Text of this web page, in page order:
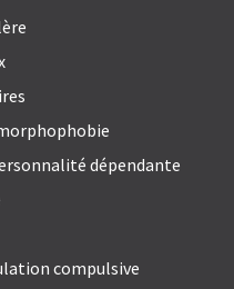
dépendante
compulsive